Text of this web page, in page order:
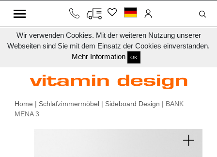
Wir verwenden Cookies. Mit der weiteren Nutzung unserer
Webseiten sind Sie mit dem Einsatz der Cookies einverstanden.
Mehr Information
OK
Home | Schlafzimmermöbel | Sideboard Design | BANK
MENA 3